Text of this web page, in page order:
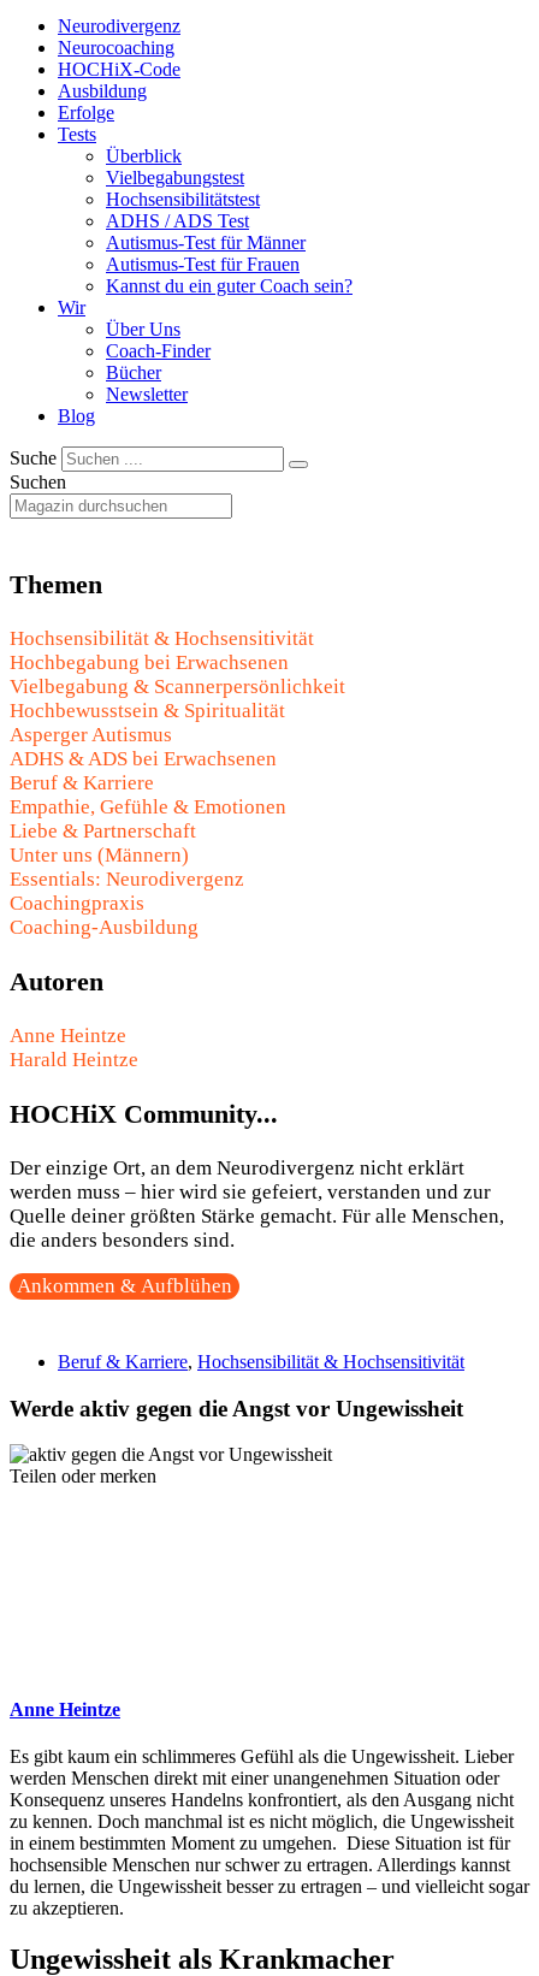
Neurodivergenz
Neurocoaching
HOCHiX-Code
Ausbildung
Erfolge
Tests
Überblick
Vielbegabungstest
Hochsensibilitätstest
ADHS / ADS Test
Autismus-Test für Männer
Autismus-Test für Frauen
Kannst du ein guter Coach sein?
Wir
Über Uns
Coach-Finder
Bücher
Newsletter
Blog
Suche
Suchen
Themen
Hochsensibilität & Hochsensitivität
Hochbegabung bei Erwachsenen
Vielbegabung & Scannerpersönlichkeit
Hochbewusstsein & Spiritualität
Asperger Autismus
ADHS & ADS bei Erwachsenen
Beruf & Karriere
Empathie, Gefühle & Emotionen
Liebe & Partnerschaft
Unter uns (Männern)
Essentials: Neurodivergenz
Coachingpraxis
Coaching-Ausbildung
Autoren
Anne Heintze
Harald Heintze
HOCHiX Community...
Der einzige Ort, an dem Neurodivergenz nicht erklärt
werden muss – hier wird sie gefeiert, verstanden und zur
Quelle deiner größten Stärke gemacht. Für alle Menschen,
die anders besonders sind.
Ankommen & Aufblühen
Beruf & Karriere, Hochsensibilität & Hochsensitivität
Werde aktiv gegen die Angst vor Ungewissheit
Teilen oder merken
Anne Heintze
Es gibt kaum ein schlimmeres Gefühl als die Ungewissheit. Lieber
werden Menschen direkt mit einer unangenehmen Situation oder
Konsequenz unseres Handelns konfrontiert, als den Ausgang nicht
zu kennen. Doch manchmal ist es nicht möglich, die Ungewissheit
in einem bestimmten Moment zu umgehen. Diese Situation ist für
hochsensible Menschen nur schwer zu ertragen. Allerdings kannst
du lernen, die Ungewissheit besser zu ertragen – und vielleicht sogar
zu akzeptieren.
Ungewissheit als Krankmacher